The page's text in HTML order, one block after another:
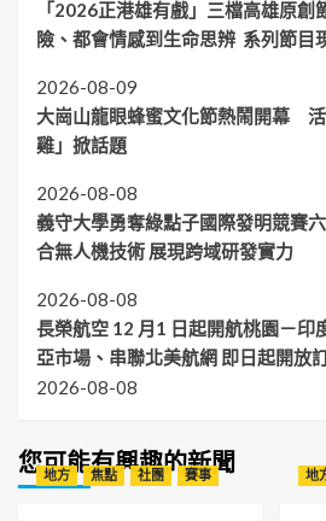
「2026正港雄有戲」三檔高雄原創
險、都會情感到生命思辨 系列節目
2026-08-09
大崗山龍眼蜂蜜文化節熱鬧開幕
雞」掀話題
2026-08-08
義守大學勇奪綠點子國際發明競賽
合無人機技術 展現跨域研發實力
2026-08-08
長榮航空 12 月1 日起開航桃園－印
亞市場、串聯北美航網 即日起開放
2026-08-08
您可能有興趣的新聞
地方 焦點 社團 賽事 地